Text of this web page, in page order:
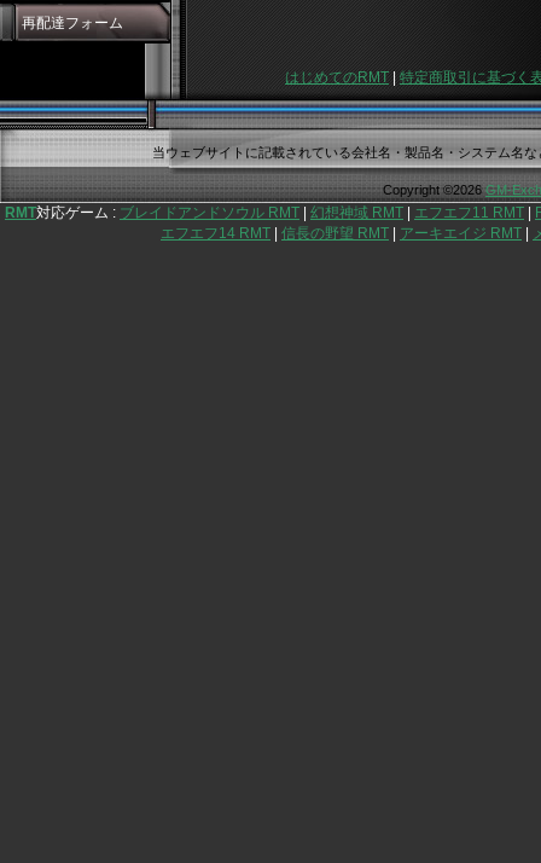
再配達フォーム
はじめてのRMT| 特定商取引に基づく
当ウェブサイトに記載されている会社名・製品名・システム名
Copyright ©2026GM-
RMT対応ゲーム : ブレイドアンドソウル RMT 幻想神域 RMT エフエフ11 RMT
エフエフ14 RMT
信長の野望 RMT アーキエイジ RMT